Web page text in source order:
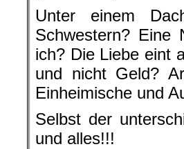
Unter einem
Schwestern? Eine
ich? Die Liebe eint
und nicht Geld?
Einheimische und
Selbst der
und alles!!!